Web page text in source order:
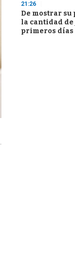
21:26
De mostrar
la cantidad
primeros días